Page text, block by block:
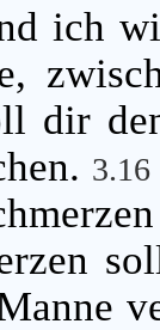
ich
dir
3.16